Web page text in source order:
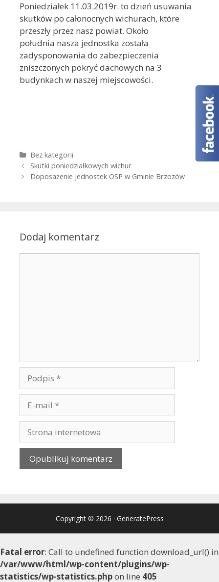
Poniedziałek 11.03.2019r. to dzień usuwania
skutków po całonocnych wichurach, które
przeszły przez nasz powiat. Około
południa nasza jednostka została
zadysponowania do zabezpieczenia
zniszczonych pokryć dachowych na 3
budynkach w naszej miejscowości.
Kategorie
Bez kategorii
Zobacz wpisy
Skutki poniedziałkowych wichur
Doposażenie jednostek OSP w Gminie Brzozów
Dodaj komentarz
Copyright © 2026 · GeneratePress
Fatal error: Call to undefined function download_url() in
/var/www/html/wp-content/plugins/wp-
statistics/wp-statistics.phpon line 405